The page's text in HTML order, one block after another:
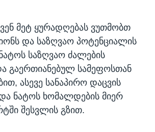
მეტ ყურადღებას ვუთმობთ
და საზღვაო პოტენციალის
საზღვაო ძალების
გაერთიანებულ სამეფოსთან
ასევე სანაპირო დაცვის
ნატოს ხომალდების მიერ
შესვლის გზით.